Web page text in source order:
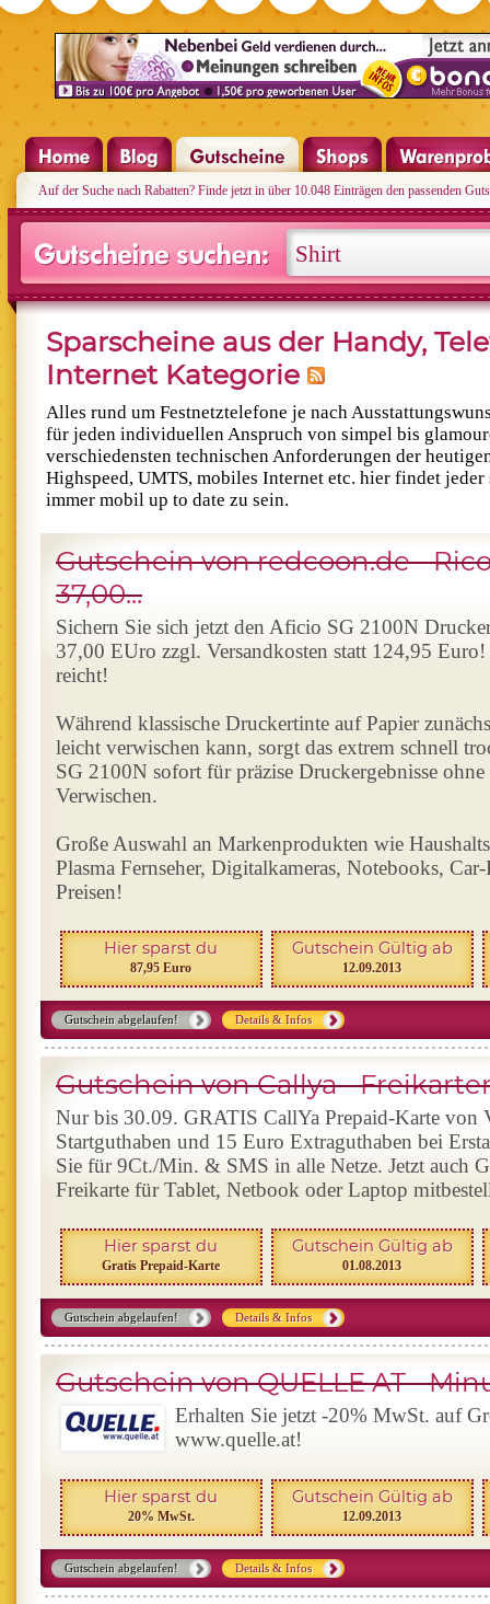
Auf der Suche nach Rabatten? Finde jetzt in über 10.048 Einträgen den passenden
Sparscheine aus der Handy,
Internet Kategorie
Alles rund um Festnetztelefone je nach
für jeden individuellen Anspruch von simpel bis
verschiedensten technischen Anforderungen der
Highspeed, UMTS, mobiles Internet etc. hier findet jeder
immer mobil up to date zu sein.
Gutschein von redcoon.de -
37,00...
Sichern Sie sich jetzt den Aficio SG 2100N
37,00 EUro zzgl. Versandkosten statt 124,95
reicht!
Während klassische Druckertinte auf Papier
leicht verwischen kann, sorgt das extrem schnell
SG 2100N sofort für präzise Druckergebnisse
Verwischen.
Große Auswahl an Markenprodukten wie
Plasma Fernseher, Digitalkameras, Notebooks,
Preisen!
Hier sparst du
87,95 Euro
Gutschein Gültig ab
12.09.2013
Gutschein abgelaufen! Details & Infos
Gutschein von Callya -
Nur bis 30.09. GRATIS CallYa Prepaid-Karte von
Startguthaben und 15 Euro Extraguthaben bei
Sie für 9Ct./Min. & SMS in alle Netze. Jetzt auch
Freikarte für Tablet, Netbook oder Laptop
Hier sparst du
Gratis Prepaid-Karte
Gutschein Gültig ab
01.08.2013
Gutschein abgelaufen! Details & Infos
Gutschein von QUELLE AT -
Erhalten Sie jetzt -20% MwSt. auf
www.quelle.at!
Hier sparst du
20% MwSt.
Gutschein Gültig ab
12.09.2013
Gutschein abgelaufen! Details & Infos